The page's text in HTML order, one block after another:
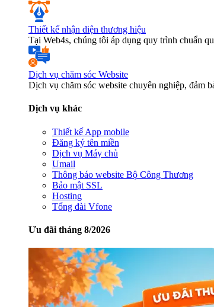
Thiết kế nhận diện thương hiệu
Tại Web4s, chúng tôi áp dụng quy trình chuẩn
Dịch vụ chăm sóc Website
Dịch vụ chăm sóc website chuyên nghiệp, đảm
Dịch vụ khác
Thiết kế App mobile
Đăng ký tên miền
Dịch vụ Máy chủ
Umail
Thông báo website Bộ Công Thương
Bảo mật SSL
Hosting
Tổng đài Vfone
Ưu đãi tháng 8/2026